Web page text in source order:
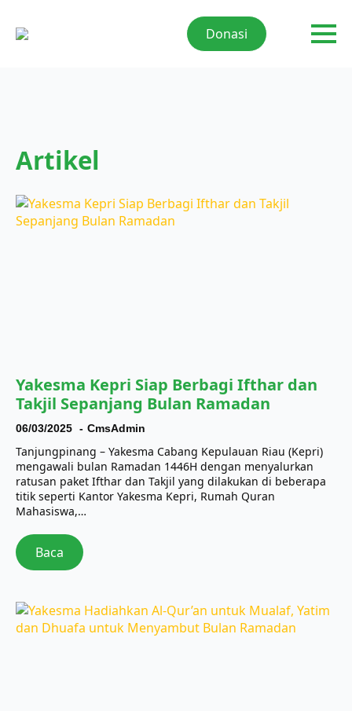
Donasi
Artikel
Yakesma Kepri Siap Berbagi Ifthar dan
Takjil Sepanjang Bulan Ramadan
06/03/2025 CmsAdmin
Tanjungpinang – Yakesma Cabang Kepulauan Riau (Kepri)
mengawali bulan Ramadan 1446H dengan menyalurkan
ratusan paket Ifthar dan Takjil yang dilakukan di beberapa
titik seperti Kantor Yakesma Kepri, Rumah Quran
Mahasiswa,…
Baca